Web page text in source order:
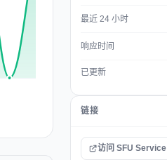
最近 24 小时
响应时间
已更新
链接
访问 SFU Service